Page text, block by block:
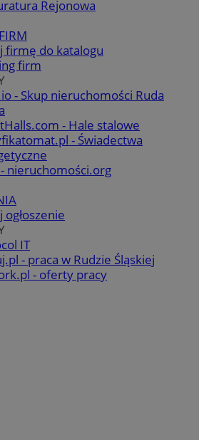
Rejonowa
firmę do katalogu
firm
- Skup nieruchomości Ruda
- Hale stalowe
- Świadectwa
nieruchomości.org
ogłoszenie
IT
- praca w Rudzie Śląskiej
- oferty pracy